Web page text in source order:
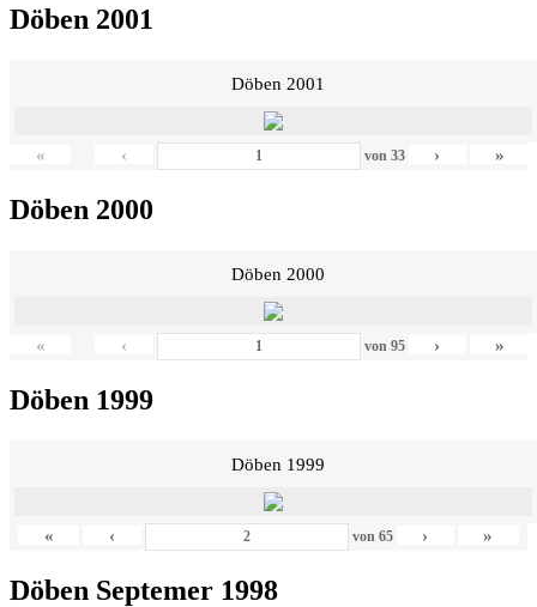
Döben 2001
Döben 2001
« ‹ von 33 › »
Döben 2000
Döben 2000
« ‹ von 95 › »
Döben 1999
Döben 1999
« ‹ von 65 › »
Döben Septemer 1998